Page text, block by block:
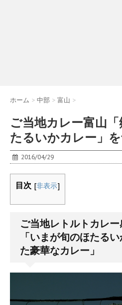
ホーム > 中部 > 富山 >
ご当地カレー富山
たるいかカレー」
2016/04/29
目次 [非表示]
ご当地レトルトカレ
「いまが旬のほたる
た豪華なカレー」